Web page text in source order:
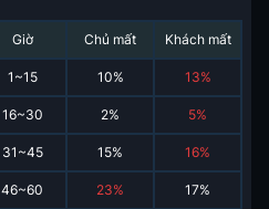
Giờ Chủ mất Khách mất
1~15 10% 13%
16~30 2% 5%
31~45 15% 16%
46~60 23% 17%